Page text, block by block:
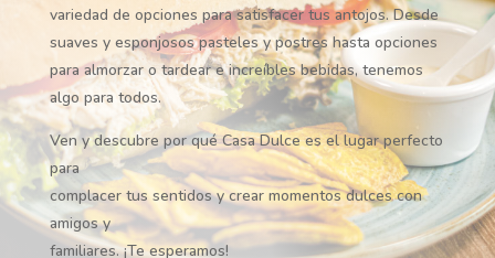
variedad de opciones para satisfacer tus antojos. Desde
suaves y esponjosospasteles y postres hasta opciones
para almorzar o tardear eincreíbles bebidas, tenemos
algo para todos.
Ven y descubre por qué Casa Dulce es el lugar perfecto
para
complacer tus sentidos y crear momentos dulces con
amigos y
familiares. ¡Te esperamos!